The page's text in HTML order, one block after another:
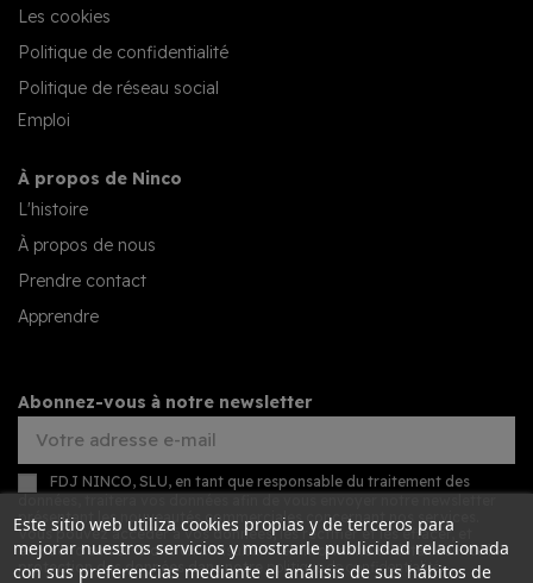
Les cookies
Politique de confidentialité
Politique de réseau social
Emploi
À propos de Ninco
L'histoire
À propos de nous
Prendre contact
Apprendre
Abonnez-vous à notre newsletter
FDJ NINCO, SLU, en tant que responsable du traitement des
présentant les nouveautés commerciales concernant nos services.
Vous pouvez accéder à vos données, les rectifier et les effacer, et
exercer d'autres droits en consultant les informations détaillées sur la
protection des données dans notre politique de confidentialité.
Este sitio web utiliza cookies propias y de terceros para
mejorar nuestros servicios y mostrarle publicidad relacionada
con sus preferencias mediante el análisis de sus hábitos de